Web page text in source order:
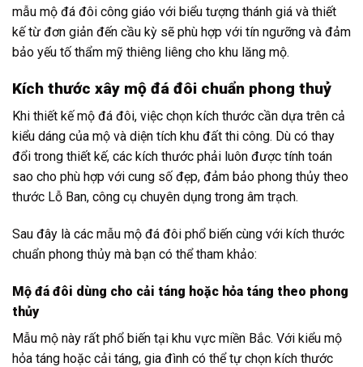
mẫu mộ đá đôi công giáo với biểu tượng thánh giá và thiết
kế từ đơn giản đến cầu kỳ sẽ phù hợp với tín ngưỡng và đảm
bảo yếu tố thẩm mỹ thiêng liêng cho khu lăng mộ.
Kích thước xây mộ đá đôi chuẩn phong thuỷ
Khi thiết kế mộ đá đôi, việc chọn kích thước cần dựa trên cả
kiểu dáng của mộ và diện tích khu đất thi công. Dù có thay
đổi trong thiết kế, các kích thước phải luôn được tính toán
sao cho phù hợp với cung số đẹp, đảm bảo phong thủy theo
thước Lỗ Ban, công cụ chuyên dụng trong âm trạch.
Sau đây là các mẫu mộ đá đôi phổ biến cùng với kích thước
chuẩn phong thủy mà bạn có thể tham khảo:
Mộ đá đôi dùng cho cải táng hoặc hỏa táng theo phong
thủy
Mẫu mộ này rất phổ biến tại khu vực miền Bắc. Với kiểu mộ
hỏa táng hoặc cải táng, gia đình có thể tự chọn kích thước